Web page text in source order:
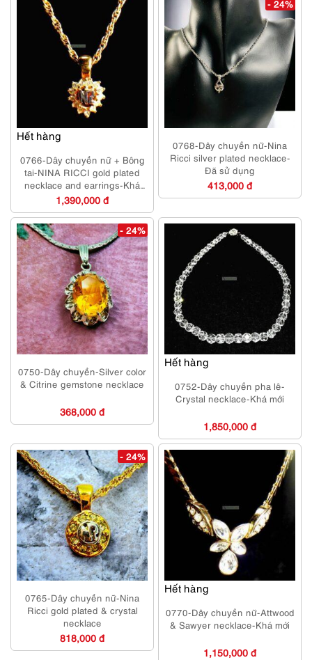
Hết hàng
0766-Dây chuyền nữ + Bông
tai-NINA RICCI gold plated
necklace and earrings-Khá
mới
1,390,000 đ
- 24%
0768-Dây chuyền nữ-Nina
Ricci silver plated necklace-
Đã sử dụng
413,000 đ
- 24%
0750-Dây chuyền-Silver color
& Citrine gemstone necklace
368,000 đ
Hết hàng
0752-Dây chuyền pha lê-
Crystal necklace-Khá mới
1,850,000 đ
- 24%
0765-Dây chuyền nữ-Nina
Ricci gold plated & crystal
necklace
818,000 đ
Hết hàng
0770-Dây chuyền nữ-Attwood
& Sawyer necklace-Khá mới
1,150,000 đ